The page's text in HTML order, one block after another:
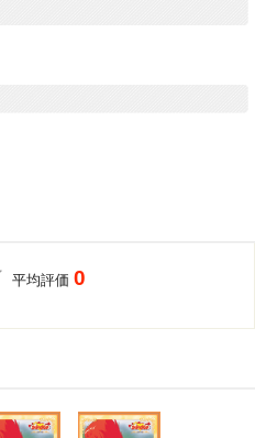
平均評価0